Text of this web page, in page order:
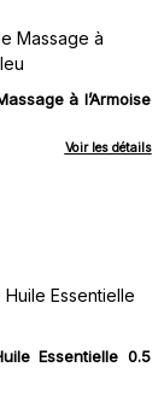
à l’Armoise
Voir les détails
Essentielle 0.5